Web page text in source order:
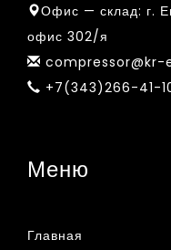
Офис — склад: г.
офис 302/я
compressor@kr-
+7(343)266-41-
Меню
Главная